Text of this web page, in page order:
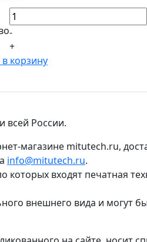
-
+
корзину
всей России.
магазине mitutech.ru,
info@mitutech.ru.
входят печатная
внешнего вида и могут